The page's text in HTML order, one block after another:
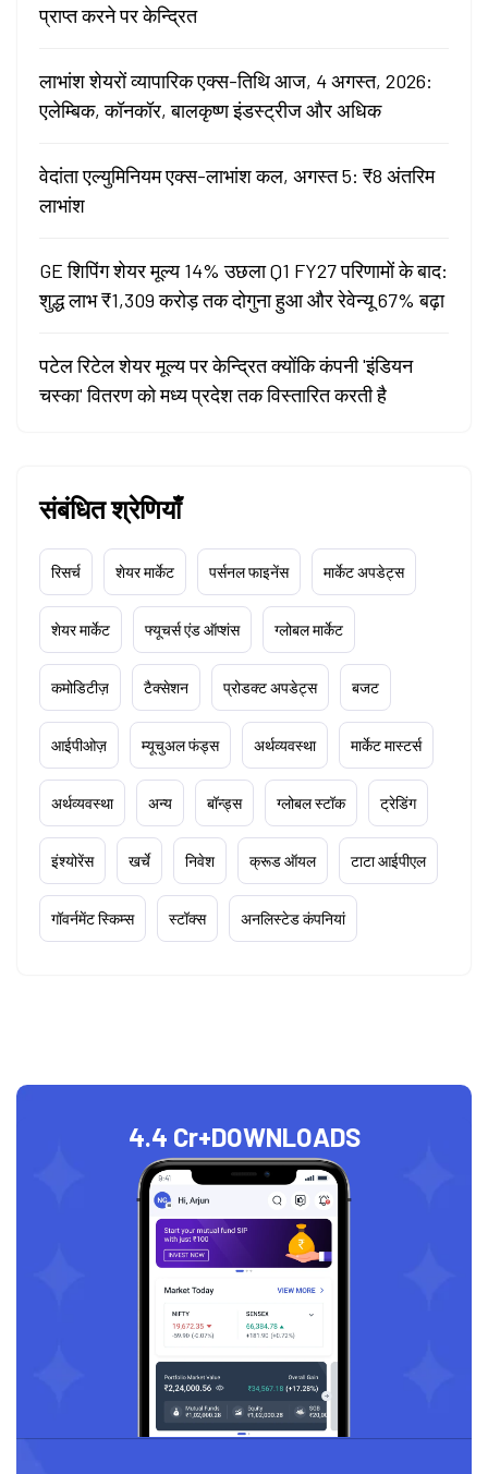
प्राप्त करने पर केन्द्रित
लाभांश शेयरों व्यापारिक एक्स-तिथि आज, 4 अगस्त, 2026:
एलेम्बिक, कॉनकॉर, बालकृष्ण इंडस्ट्रीज और अधिक
वेदांता एल्युमिनियम एक्स-लाभांश कल, अगस्त 5: ₹8 अंतरिम
लाभांश
GE शिपिंग शेयर मूल्य 14% उछला Q1 FY27 परिणामों के बाद:
शुद्ध लाभ ₹1,309 करोड़ तक दोगुना हुआ और रेवेन्यू 67% बढ़ा
पटेल रिटेल शेयर मूल्य पर केन्द्रित क्योंकि कंपनी 'इंडियन
चस्का' वितरण को मध्य प्रदेश तक विस्तारित करती है
संबंधित श्रेणियाँ
रिसर्च शेयर मार्केट पर्सनल फाइनेंस मार्केट अपडेट्स
शेयर मार्केट फ्यूचर्स एंड ऑप्शंस ग्लोबल मार्केट
कमोडिटीज़ टैक्सेशन प्रोडक्ट अपडेट्स बजट
आईपीओज़ म्यूचुअल फंड्स अर्थव्यवस्था मार्केट मास्टर्स
अर्थव्यवस्था अन्य बॉन्ड्स ग्लोबल स्टॉक ट्रेडिंग
इंश्योरेंस खर्चे निवेश क्रूड ऑयल टाटा आईपीएल
गॉवर्नमेंट स्किम्स स्टॉक्स अनलिस्टेड कंपनियां
4.4 Cr+DOWNLOADS